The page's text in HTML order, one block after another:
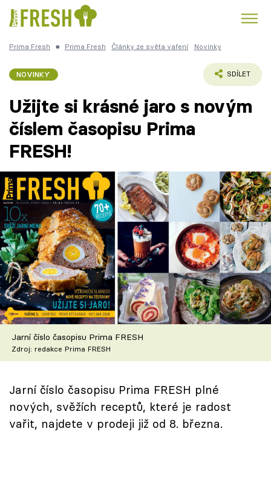
Česká kuchyně
Recepty
Články
TV Program
Škola vaření
Recepty z TV
Speciál: Cuketa
Sledujte prima+
Prima Fresh ■ Prima Fresh Články ze světa vaření Novinky
NOVINKY SDÍLET
Užijte si krásné jaro s novým
číslem časopisu Prima
FRESH!
Jarní číslo časopisu Prima FRESH
Zdroj: redakce Prima FRESH
Jarní číslo časopisu Prima FRESH plné
nových, svěžích receptů, které je radost
vařit, najdete v prodeji již od 8. března.